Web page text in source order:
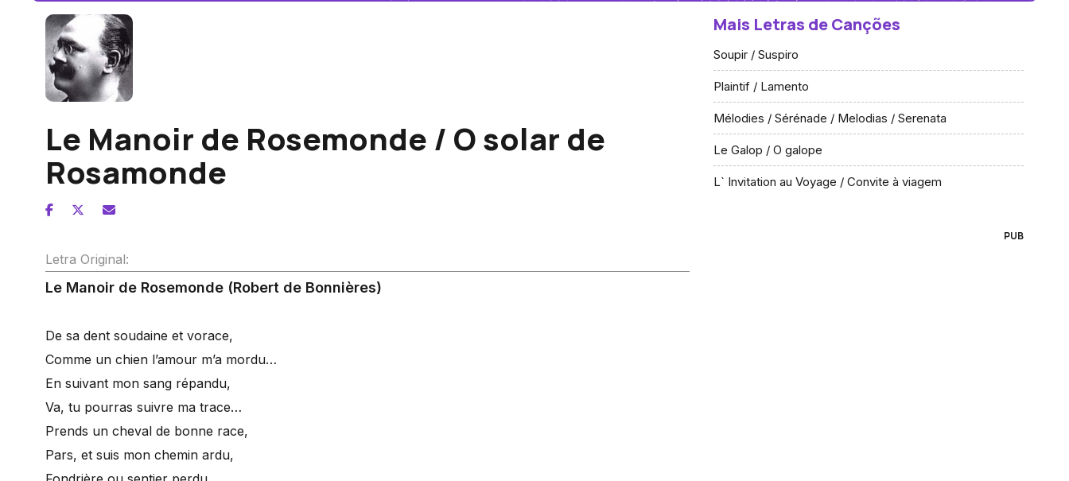
Le Manoir de Rosemonde / O solar de
Rosamonde
Letra Original:
Le Manoir de Rosemonde (Robert de Bonnières)
De sa dent soudaine et vorace,
Comme un chien l’amour m’a mordu…
En suivant mon sang répandu,
Va, tu pourras suivre ma trace…
Prends un cheval de bonne race,
Pars, et suis mon chemin ardu,
Mais Letras de Canções
Soupir / Suspiro
Plaintif / Lamento
Mélodies / Sérénade / Melodias / Serenata
Le Galop / O galope
L` Invitation au Voyage / Convite à viagem
PUB